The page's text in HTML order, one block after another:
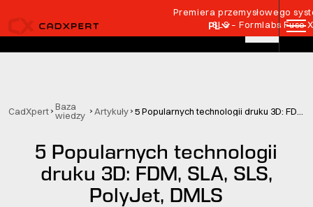
Premiera przemysłowego
SLS – Formlabs Fuse
PL
CadXpert Baza
wiedzy
Artykuły
5 Popularnych technologii
druku 3D: FDM, SLA, SLS,
PolyJet, DMLS